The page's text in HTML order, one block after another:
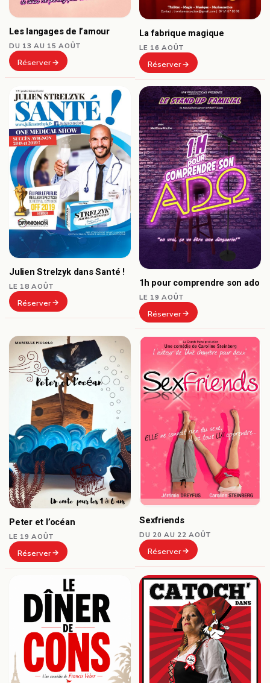
Les langages de l’amour
DU 13 AU 15 AOÛT
Réserver
La fabrique magique
LE 16 AOÛT
Réserver
Julien Strelzyk dans Santé !
LE 18 AOÛT
Réserver
1h pour comprendre son ado
LE 19 AOÛT
Réserver
Peter et l’océan
LE 19 AOÛT
Réserver
Sexfriends
DU 20 AU 22 AOÛT
Réserver